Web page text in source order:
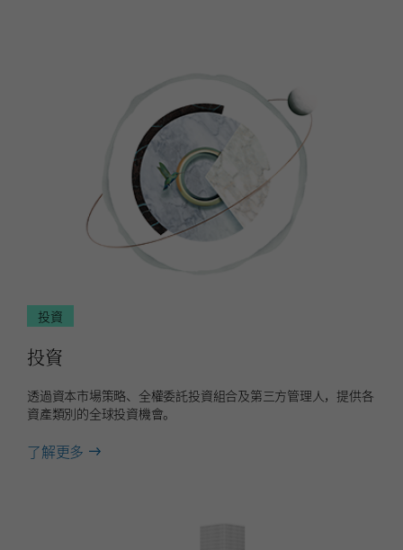
投資
投資
透過資本市場策略、全權委託投資組合及第三方管理人，提供各
資產類別的全球投資機會。
了解更多 about